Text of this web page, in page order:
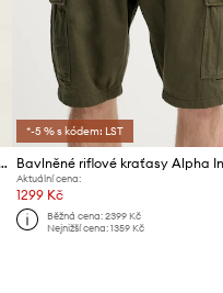
bavlněné Canvas Cargo Short
*-5 % s kódem: LST
Aktuální cena:
1299 Kč
Běžná cena: 2399 Kč
Nejnižší cena: 1359 Kč